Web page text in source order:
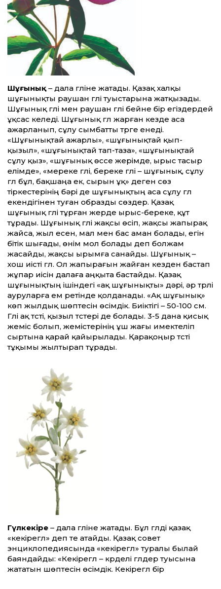
Шұғынық – дала гүліне жатады. Қазақ халқы
шұғынықты раушан гүлі туыстарына жатқызады.
Шұғынық гүлі мен раушан гүлі бейне бір егіздердей
ұқсас келеді. Шұғынық гүл жарған кезде аса
ажарланып, сұлу сымбатты түрге енеді.
«Шұғынықтай ажарлы», «шұғынықтай қып-
қызыл», «шұғынықтай тап-таза», «шұғынықтай
сұлу қыз», «шұғынық өссе жерімде, ырыс тасыр
елімде», «мереке гүлі, береке гүлі – шұғынық, сұлу
гүл бұл, бақшаңа ек, сырын ұқ» деген сөз
тіркестерінің бәрі де шұғынықтың аса сұлу гүл
екендігінен туған образды сөздер. Қазақ
шұғынық гүлі тұрған жерде ырыс-береке, құт
тұрады. Шұғынық гүлі жақсы өсіп, жақсы жапырақ
жайса, жыл есен, мал мен бас аман болады, егін
бітік шығады, өнім мол болады деп болжам
жасайды, жақсы ырымға санайды. Шұғынық –
хош иісті гүл. Ол жапырағын жайған кезден бастап
жұпар иісін далаға аңқыта бастайды. Қазақ
шұғынықтың ішіндегі «ақ шұғынықты» дәрі, әр түрлі
ауруларға ем ретінде қолданады. «Ақ шұғынық»
көп жылдық шөптесін өсімдік. Биіктігі – 50-100 см.
Гүлі ақ түсті, қызыл түстері де болады. 3-5 дана қисық
жеміс болып, жемістерінің ұш жағы имектеліп
сыртына қарай қайырылады. Қарақоңыр түсті
тұқымы жылтырап тұрады.
Гүлкекіре – дала гүліне жатады. Бұл гүлді қазақ
«кекірегүл» деп те атайды. Қазақ совет
энциклопедиясында «кекірегүл» туралы былай
баяндайды: «Кекірегүл – күрделі гүлдер туысына
жататын шөптесін өсімдік. Кекірегүл бір